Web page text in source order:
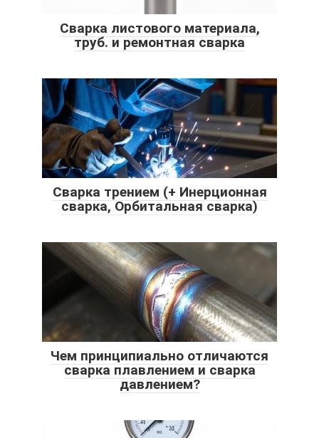
Сварка листового материала,
труб. и ремонтная сварка
Сварка трением (+ Инерционная
сварка, Орбитальная сварка)
Чем принципиально отличаются
сварка плавлением и сварка
давлением?